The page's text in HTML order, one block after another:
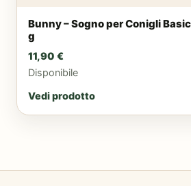
Bunny – Sogno per Conigli
g
11,90 €
Disponibile
Vedi prodotto